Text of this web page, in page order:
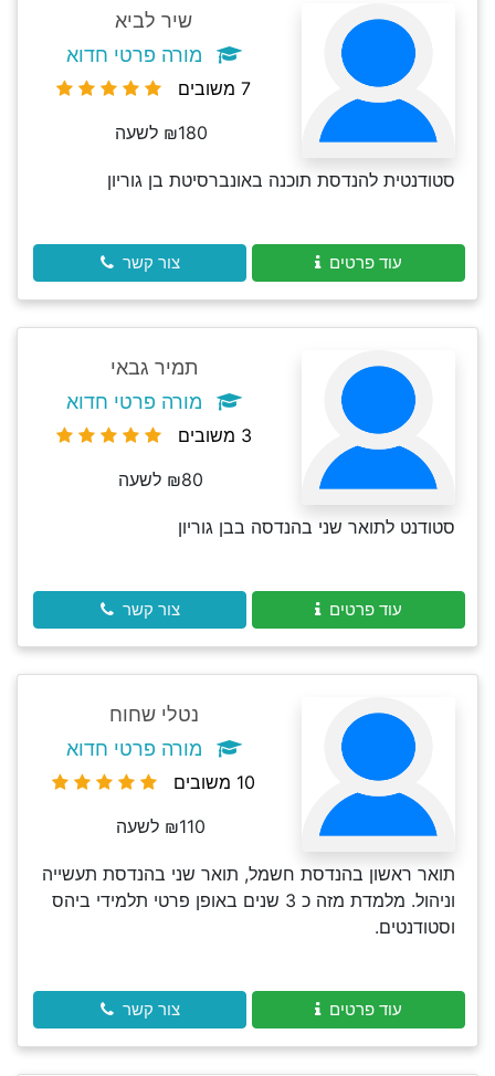
שיר לביא
מורה פרטי חדוא
7 משובים
₪180 לשעה
סטודנטית להנדסת תוכנה באונברסיטת בן גוריון
עוד פרטים צור קשר
תמיר גבאי
מורה פרטי חדוא
3 משובים
₪80 לשעה
סטודנט לתואר שני בהנדסה בבן גוריון
עוד פרטים צור קשר
נטלי שחוח
מורה פרטי חדוא
10 משובים
₪110 לשעה
תואר ראשון בהנדסת חשמל, תואר שני בהנדסת תעשייה
וניהול. מלמדת מזה כ 3 שנים באופן פרטי תלמידי ביהס
וסטודנטים.
עוד פרטים צור קשר